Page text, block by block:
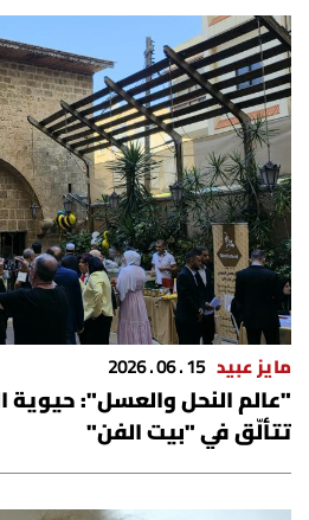
مايز عبيد 15 . 06 . 2026
"عالم النحل والعسل": حيوية
تتألّق في "بيت الفن"